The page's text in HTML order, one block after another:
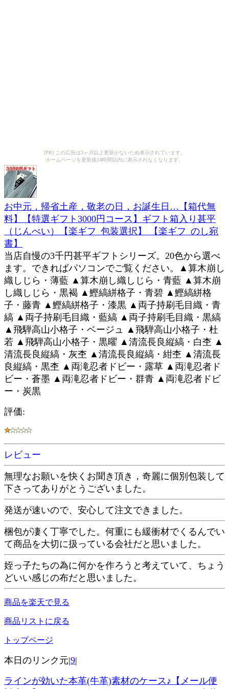
[PR] この広告は3ヶ月以上更新がないため表示されています。
ホームページを更新後24時間以内に表示されなくなります。
お中元，帰省土産，敬老の日，お誕生日…【箱代無
料】【特選ギフト3000円コース】ギフト箱入り甚平
（じんべい）【楽ギフ_包装選択】 【楽ギフ_のし宛
書】
当店自慢の3千円甚平ギフトシリーズ。20色から選べ
ます。できればパソコンでご覧ください。▲算木崩し
織しじら・薄藍 ▲算木崩し織しじら・青藍 ▲算木崩
し織しじら・黒褐 ▲鰹縞絣格子・青碧 ▲鰹縞絣格
子・藤青 ▲鰹縞絣格子・漆黒 ▲両子持刷毛目織・青
縞 ▲両子持刷毛目織・藍縞 ▲両子持刷毛目織・黒縞
▲飛騨高山小格子・ベージュ ▲飛騨高山小格子・杜
若 ▲飛騨高山小格子・黒曜 ▲清流長良縦縞・白杢 ▲
清流長良縦縞・灰杢 ▲清流長良縦縞・紺杢 ▲清流長
良縦縞・黒杢 ▲両滝忍者ドビー・露草 ▲両滝忍者ド
ビー・蒼墨 ▲両滝忍者ドビー・群青 ▲両滝忍者ドビ
ー・炭黒
評価:
レビュー
無理なお願いを快くお聞き頂き，奇麗に個別包装して
下さってありがとうございました。
発送が速いので、安心して注文できました。
梱包が凄く丁寧でした。何重にも緩衝材でくるんでい
て商品を大切に扱っている会社だと思いました。
姪っ子たちの為に何かを作ろうと考えていて、ちょう
どいい感じの布だと思いました。
商品を楽天で見る
商品リストに戻る
トップページ
本日のリンク元|9|
ラインが効いた本革(牛革)素材のケース♪【メール便